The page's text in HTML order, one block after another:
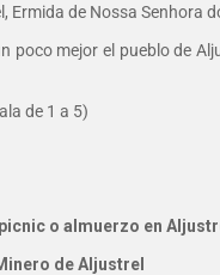
Ermida de Nossa Senhora
poco mejor el pueblo de
de 1 a 5)
o almuerzo en
de Aljustrel